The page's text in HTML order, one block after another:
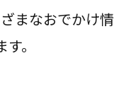
まなおでかけ情
。